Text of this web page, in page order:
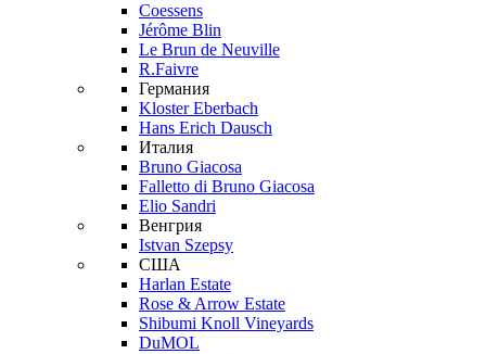
Coessens
Jérôme Blin
Le Brun de Neuville
R.Faivre
Германия
Kloster Eberbach
Hans Erich Dausch
Италия
Bruno Giacosa
Falletto di Bruno Giacosa
Elio Sandri
Венгрия
Istvan Szepsy
США
Harlan Estate
Rose & Arrow Estate
Shibumi Knoll Vineyards
DuMOL